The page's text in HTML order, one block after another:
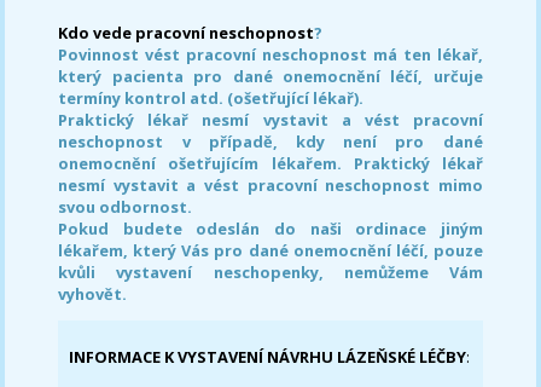
Kdo vede pracovní neschopnost?
Povinnost vést pracovní neschopnost má ten lékař,
který pacienta pro dané onemocnění léčí, určuje
termíny kontrol atd. (ošetřující lékař).
Praktický lékař nesmí vystavit a vést pracovní
neschopnost v případě, kdy není pro dané
onemocnění ošetřujícím lékařem. Praktický lékař
nesmí vystavit a vést pracovní neschopnost mimo
svou odbornost.
Pokud budete odeslán do naši ordinace jiným
lékařem, který Vás pro dané onemocnění léčí, pouze
kvůli vystavení neschopenky, nemůžeme Vám
vyhovět.
INFORMACE K VYSTAVENÍ NÁVRHU LÁZEŇSKÉ LÉČBY: